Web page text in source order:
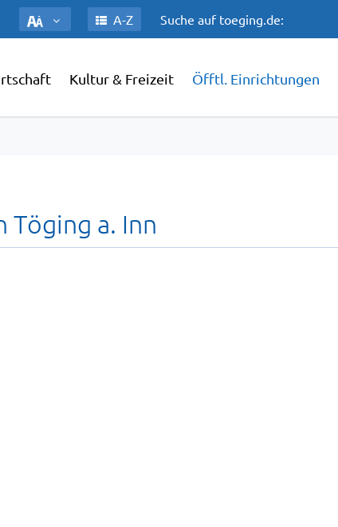
A-Z Suche auf toeging.de:
Kultur & Freizeit Öfftl. Einrichtungen
a. Inn